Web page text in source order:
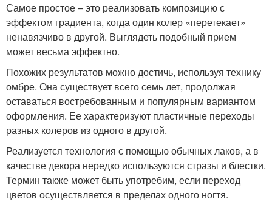
Самое простое – это реализовать композицию с
эффектом градиента, когда один колер «перетекает»
ненавязчиво в другой. Выглядеть подобный прием
может весьма эффектно.
Похожих результатов можно достичь, используя технику
омбре. Она существует всего семь лет, продолжая
оставаться востребованным и популярным вариантом
оформления. Ее характеризуют пластичные переходы
разных колеров из одного в другой.
Реализуется технология с помощью обычных лаков, а в
качестве декора нередко используются стразы и блестки.
Термин также может быть употребим, если переход
цветов осуществляется в пределах одного ногтя.